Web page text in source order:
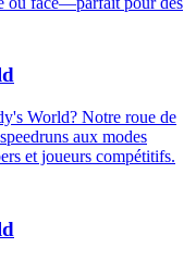
World? Notre roue de
aux modes
et joueurs compétitifs.